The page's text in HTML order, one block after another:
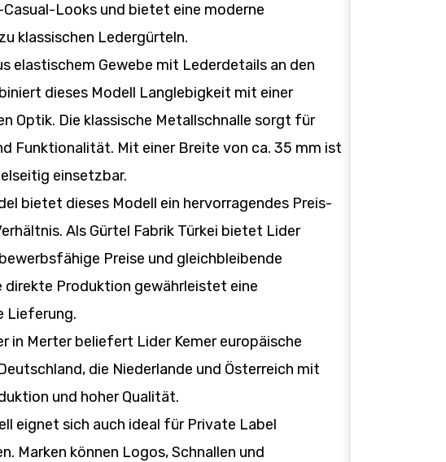
Looks und bietet eine moderne
klassischen Ledergürteln.
elastischem Gewebe mit Lederdetails an den
dieses Modell Langlebigkeit mit einer
Optik. Die klassische Metallschnalle sorgt für
Funktionalität. Mit einer Breite von ca. 35 mm ist
einsetzbar.
bietet dieses Modell ein hervorragendes Preis-
Als Gürtel Fabrik Türkei bietet Lider
Preise und gleichbleibende
direkte Produktion gewährleistet eine
Lieferung.
in Merter beliefert Lider Kemer europäische
die Niederlande und Österreich mit
und hoher Qualität.
eignet sich auch ideal für Private Label
Marken können Logos, Schnallen und